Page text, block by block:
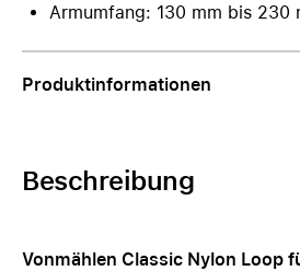
Armumfang: 130 mm bis 230
Produktinformationen
Beschreibung
Vonmählen Classic Nylon Loop